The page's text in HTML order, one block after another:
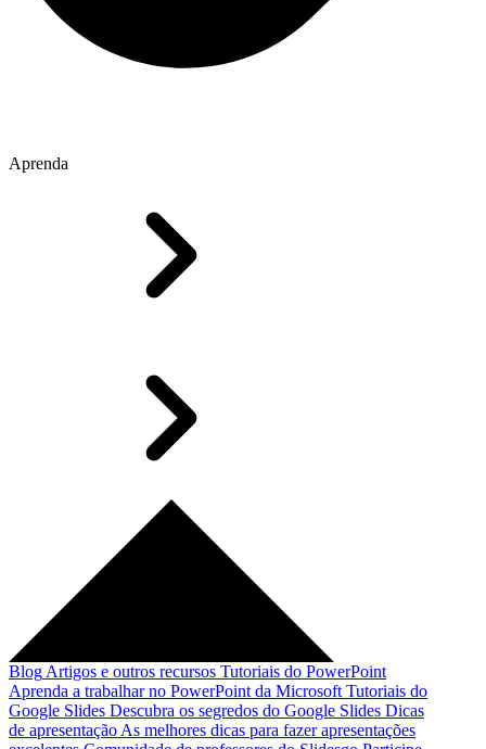
Aprenda
Blog Artigos e outros recursos Tutoriais do PowerPoint
Aprenda a trabalhar no PowerPoint da Microsoft Tutoriais do
Google Slides Descubra os segredos do Google Slides Dicas
de apresentação As melhores dicas para fazer apresentações